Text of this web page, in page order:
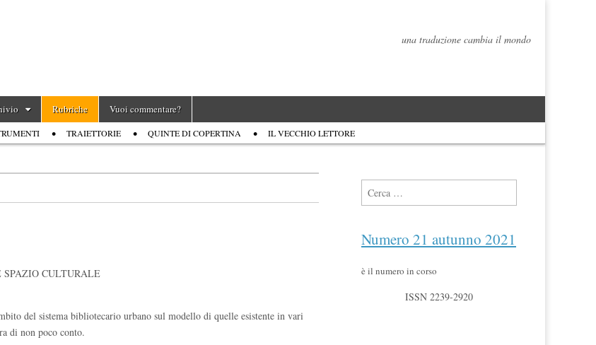
una traduzione cambia il mondo
Rubriche Vuoi commentare?
TRAIETTORIE QUINTE DI COPERTINA IL VECCHIO LETTORE
CULTURALE
del sistema bibliotecario urbano sul modello di quelle esistente in vari
di non poco conto.
Ricerca per:
Numero 21 autunno 2021
è il numero in corso
ISSN 2239-2920